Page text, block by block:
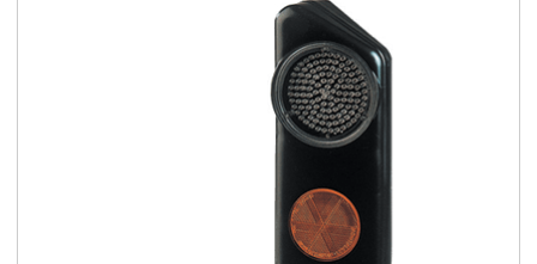
idoneo sistema di regolazione orizzontale e verticale del
fascio luminoso con angolazione +/- 5°. Certificato 2852-
CPR-0130. Alimentazione A 12 Vac. Applicazioni Corsie
stradali e autostradali. Rotonde, incroci, tratti pericolosi.
Versioni • Sinistra a senso unico di marcia: 3 catadiottri tondi
secondo normativa stradale. • Destra a senso unico di marcia:
1 catadiottro anteriore rettangolare dimensioni 5x18 cm
colore arancio secondo normativa stradale. • Destra a doppio